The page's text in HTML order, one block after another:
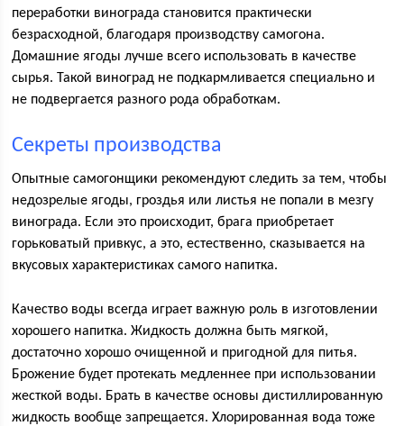
переработки винограда становится практически
безрасходной, благодаря производству самогона.
Домашние ягоды лучше всего использовать в качестве
сырья. Такой виноград не подкармливается специально и
не подвергается разного рода обработкам.
Секреты производства
Опытные самогонщики рекомендуют следить за тем, чтобы
недозрелые ягоды, гроздья или листья не попали в мезгу
винограда. Если это происходит, брага приобретает
горьковатый привкус, а это, естественно, сказывается на
вкусовых характеристиках самого напитка.
Качество воды всегда играет важную роль в изготовлении
хорошего напитка. Жидкость должна быть мягкой,
достаточно хорошо очищенной и пригодной для питья.
Брожение будет протекать медленнее при использовании
жесткой воды. Брать в качестве основы дистиллированную
жидкость вообще запрещается. Хлорированная вода тоже